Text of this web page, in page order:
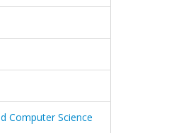
Computer Science